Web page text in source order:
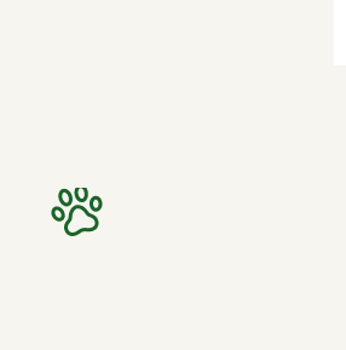
et un bain
au poil de s’emmêler.